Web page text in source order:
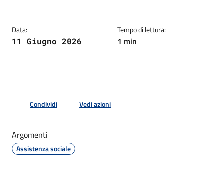
Data:
11 Giugno 2026
Tempo di lettura:
1 min
Condividi Vedi azioni
Argomenti
Assistenza sociale